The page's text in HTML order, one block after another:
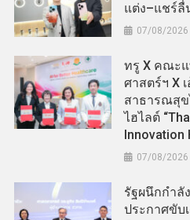
แต่ง–แชร์ลื่
07/08/2026
ทรู X คณะ
ศาสตร์ฯ X
สาธารณสุข
ไฮไลต์
Innovation
07/08/2026
รัฐผนึกกำลั
ประกาศขับ